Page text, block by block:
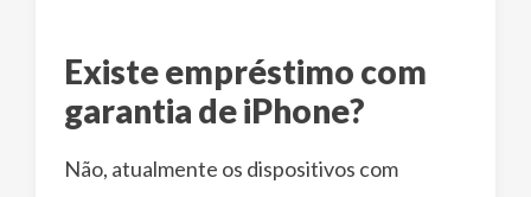
Existe empréstimo com
garantia de iPhone?
Não, atualmente os dispositivos com